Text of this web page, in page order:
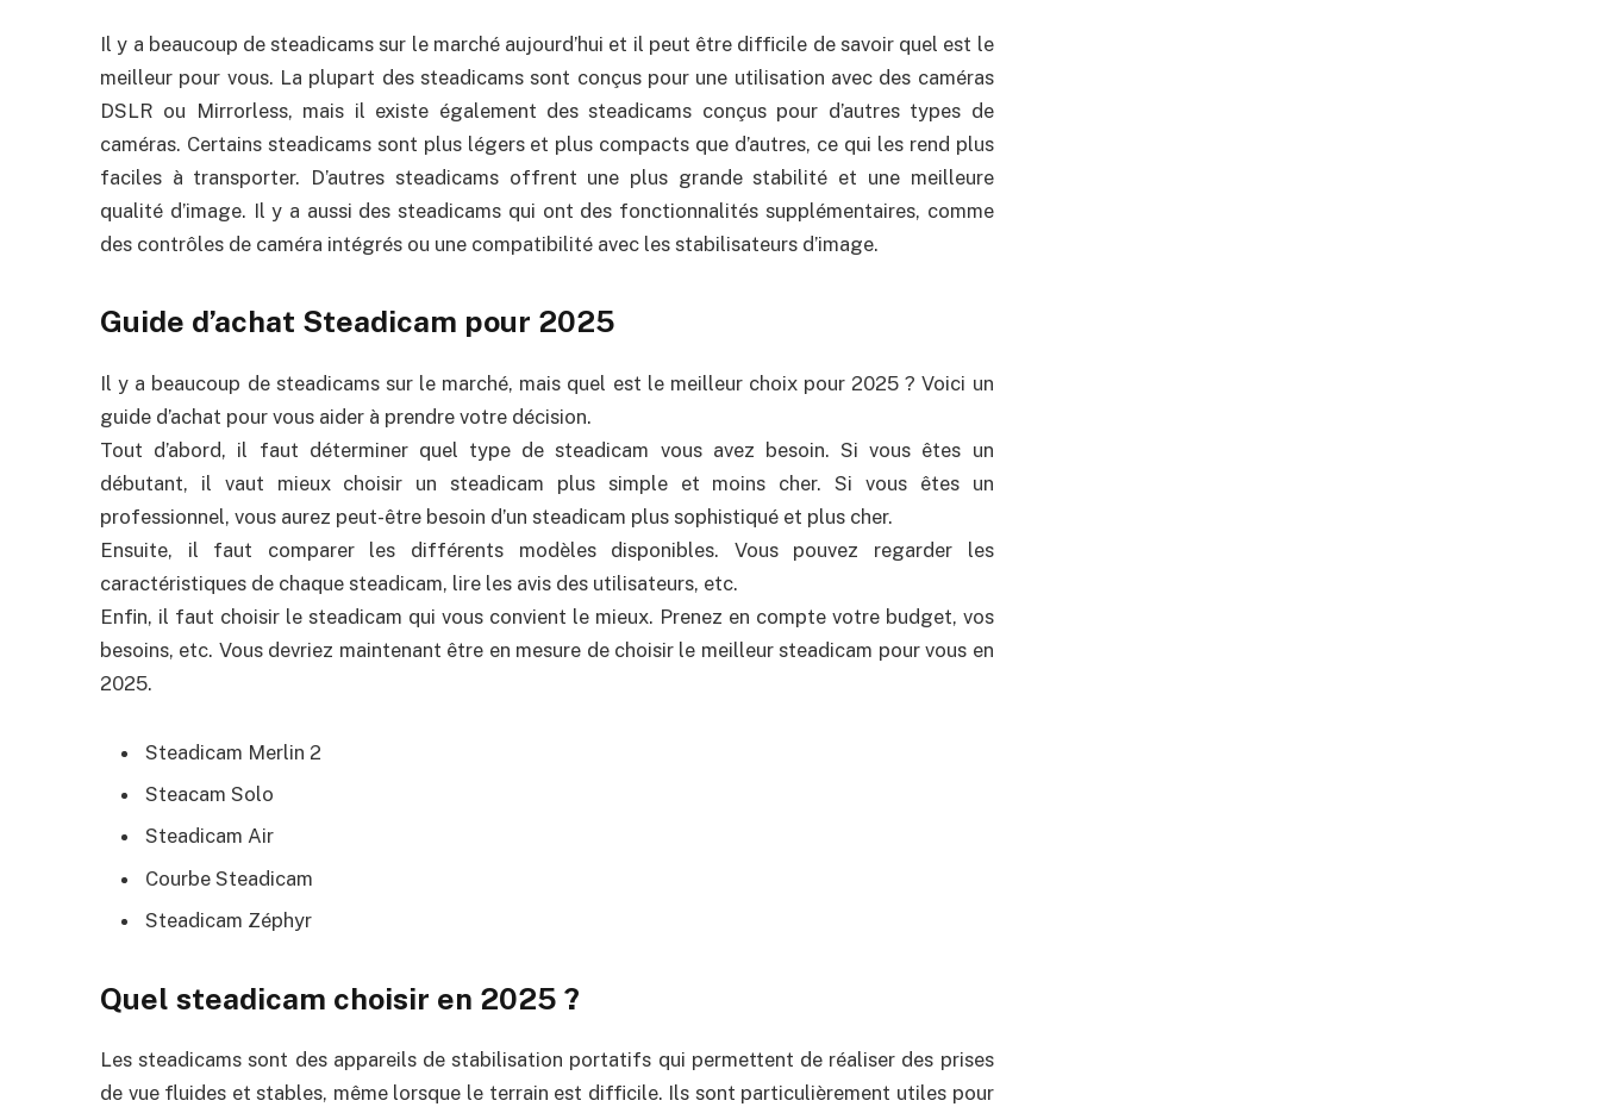
Il y a beaucoup de steadicams sur le marché aujourd’hui et il peut être difficile de savoir quel est le
meilleur pour vous. La plupart des steadicams sont conçus pour une utilisation avec des caméras
DSLR ou Mirrorless, mais il existe également des steadicams conçus pour d’autres types de
caméras. Certains steadicams sont plus légers et plus compacts que d’autres, ce qui les rend plus
faciles à transporter. D’autres steadicams offrent une plus grande stabilité et une meilleure
qualité d’image. Il y a aussi des steadicams qui ont des fonctionnalités supplémentaires, comme
des contrôles de caméra intégrés ou une compatibilité avec les stabilisateurs d’image.
Guide d’achat Steadicam pour 2025
Il y a beaucoup de steadicams sur le marché, mais quel est le meilleur choix pour 2025 ? Voici un
guide d’achat pour vous aider à prendre votre décision.
Tout d’abord, il faut déterminer quel type de steadicam vous avez besoin. Si vous êtes un
débutant, il vaut mieux choisir un steadicam plus simple et moins cher. Si vous êtes un
professionnel, vous aurez peut-être besoin d’un steadicam plus sophistiqué et plus cher.
Ensuite, il faut comparer les différents modèles disponibles. Vous pouvez regarder les
caractéristiques de chaque steadicam, lire les avis des utilisateurs, etc.
Enfin, il faut choisir le steadicam qui vous convient le mieux. Prenez en compte votre budget, vos
besoins, etc. Vous devriez maintenant être en mesure de choisir le meilleur steadicam pour vous en
2025.
Steadicam Merlin 2
Steacam Solo
Steadicam Air
Courbe Steadicam
Steadicam Zéphyr
Quel steadicam choisir en 2025 ?
Les steadicams sont des appareils de stabilisation portatifs qui permettent de réaliser des prises
de vue fluides et stables, même lorsque le terrain est difficile. Ils sont particulièrement utiles pour